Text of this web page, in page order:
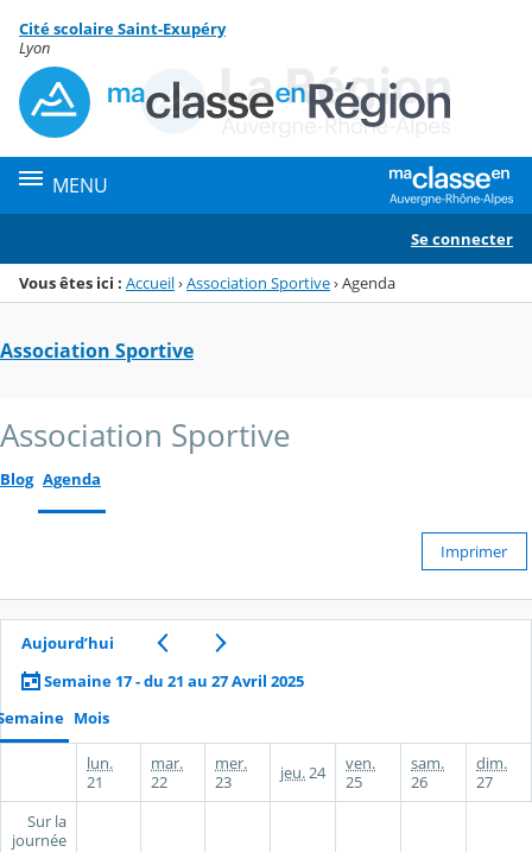
Menu de la rubrique
Contenu
Cité scolaire Saint-Exupéry
Lyon
MENU
Se connecter
Vous êtes ici : Accueil›Association Sportive›Agenda
Association Sportive
Association Sportive
Blog Agenda
Imprimer
Aujourd’hui
Semaine 17 - du 21 au 27 Avril 2025
Mois
lun.
21
mar.
22
mer.
23
jeu. 24
ven.
25
sam.
26
dim.
27
Sur la
journée